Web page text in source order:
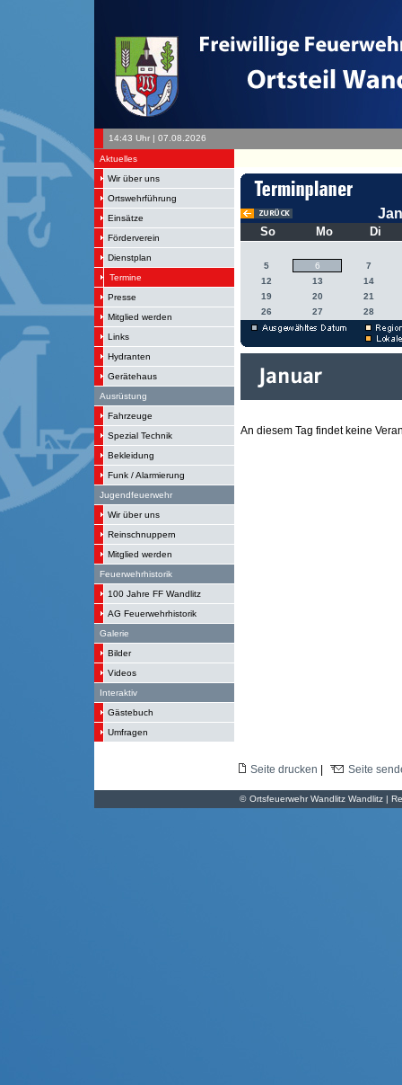
14:43 Uhr | 07.08.2026
Aktuelles
Wir über uns
Ortswehrführung
Einsätze
Förderverein
Dienstplan
Termine
Presse
Mitglied werden
Links
Hydranten
Gerätehaus
Ausrüstung
Fahrzeuge
Spezial Technik
Bekleidung
Funk / Alarmierung
Jugendfeuerwehr
Wir über uns
Reinschnuppern
Mitglied werden
Feuerwehrhistorik
100 Jahre FF Wandlitz
AG Feuerwehrhistorik
Galerie
Bilder
Videos
Interaktiv
Gästebuch
Umfragen
So Mo Di
5 6
7
12
13
14
19
20
21
26
27 28
An diesem Tag findet keine
Seite drucken Seite
© Ortsfeuerwehr Wandlitz Wandlitz |